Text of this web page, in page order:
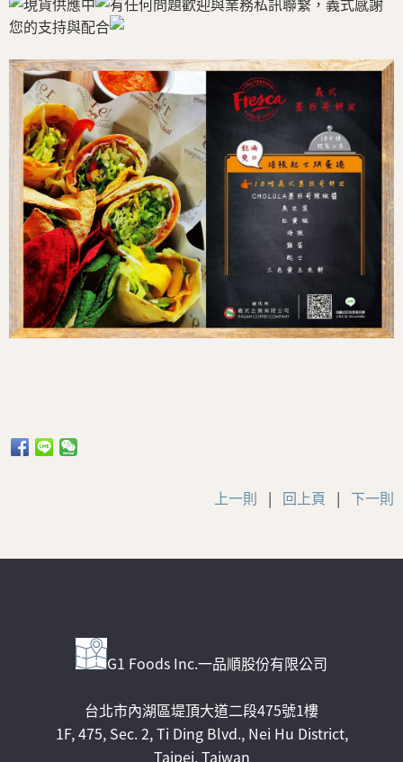
您的支持與配合
上一則 | 回上頁 | 下一則
G1 Foods Inc.一品順股份有限公司
台北市內湖區堤頂大道二段475號1樓
1F, 475, Sec. 2, Ti Ding Blvd., Nei Hu District,
Taipei, Taiwan